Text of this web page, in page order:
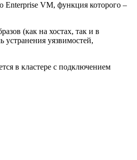
Enterprise VM, функция которого –
(как на хостах, так и в
уязвимостей,
в кластере с подключением